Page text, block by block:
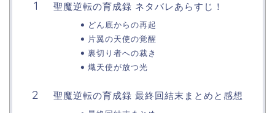
聖魔逆転の育成録 ネタバレあらすじ！
どん底からの再起
片翼の天使の覚醒
裏切り者への裁き
熾天使が放つ光
聖魔逆転の育成録 最終回結末まとめと感想